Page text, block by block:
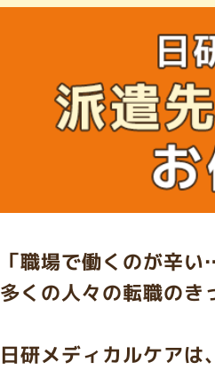
「職場で働くのが辛
多くの人々の転職のき
日研メディカルケアは、